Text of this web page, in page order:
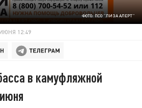
ФОТО: ПСО "ЛИЗА АЛЕРТ"
12:49
в камуфляжной